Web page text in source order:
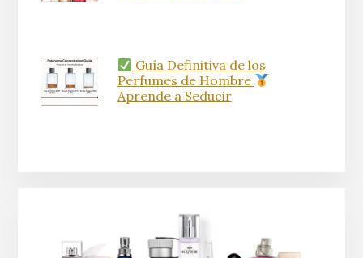
Guía Definitiva de los
Perfumes de Hombre
Aprende a Seducir